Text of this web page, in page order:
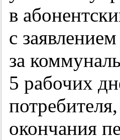
в
с
за
5 рабочих
окончания